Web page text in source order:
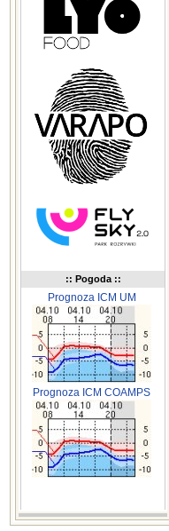
:: Pogoda ::
Prognoza ICM UM
Prognoza ICM COAMPS